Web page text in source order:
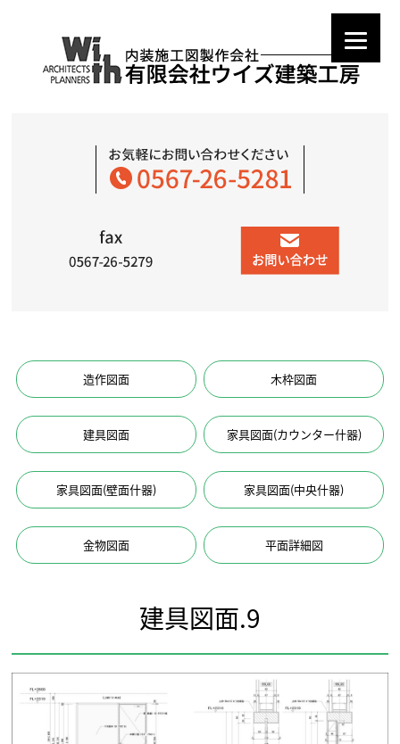
造作図面 木枠図面
建具図面 家具図面(カウンター什器)
家具図面(壁面什器) 家具図面(中央什器)
金物図面 平面詳細図
建具図面.9